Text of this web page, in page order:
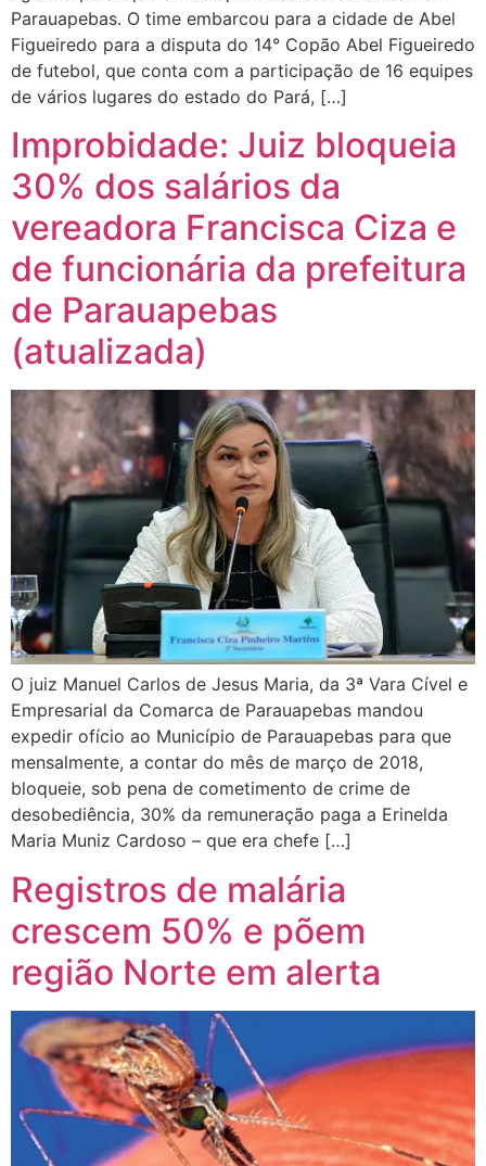
Parauapebas. O time embarcou para a cidade de Abel
Figueiredo para a disputa do 14° Copão Abel Figueiredo
de futebol, que conta com a participação de 16 equipes
de vários lugares do estado do Pará, […]
Improbidade: Juiz bloqueia
30% dos salários da
vereadora Francisca Ciza e
de funcionária da prefeitura
de Parauapebas
(atualizada)
O juiz Manuel Carlos de Jesus Maria, da 3ª Vara Cível e
Empresarial da Comarca de Parauapebas mandou
expedir ofício ao Município de Parauapebas para que
mensalmente, a contar do mês de março de 2018,
bloqueie, sob pena de cometimento de crime de
desobediência, 30% da remuneração paga a Erinelda
Maria Muniz Cardoso – que era chefe […]
Registros de malária
crescem 50% e põem
região Norte em alerta